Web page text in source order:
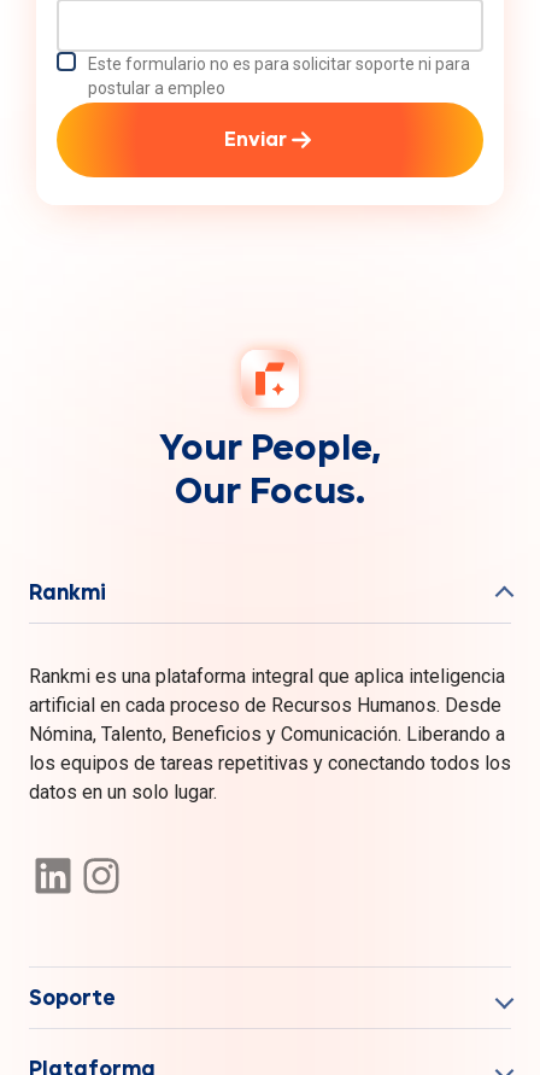
Este formulario no es para solicitar soporte ni para
postular a empleo
Enviar
Your People,
Our Focus.
Rankmi
Rankmi es una plataforma integral que aplica inteligencia
artificial en cada proceso de Recursos Humanos. Desde
Nómina, Talento, Beneficios y Comunicación. Liberando a
los equipos de tareas repetitivas y conectando todos los
datos en un solo lugar.
Soporte
Plataforma